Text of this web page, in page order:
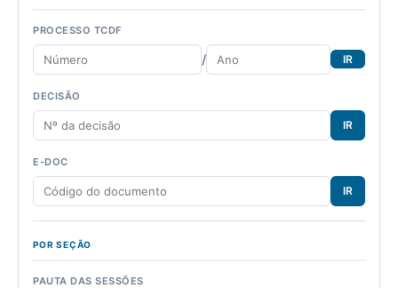
PROCESSO TCDF
/ IR
DECISÃO
IR
E-DOC
IR
POR SEÇÃO
PAUTA DAS SESSÕES